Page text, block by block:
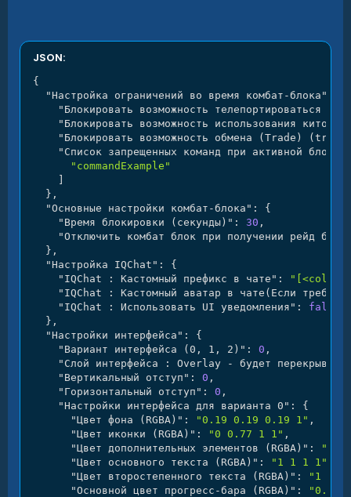
JSON:
{
"Настройка ограничений во время комбат-блока"
"Блокировать возможность
"Блокировать возможность использования
"Блокировать возможность обмена (Trade)
"Список запрещенных команд при активной
"commandExample"
} ,
"Основные настройки комбат-блока" :
{
"Время блокировки (секунды)" : 30 ,
"Отключить комбат блок при получении рейд
} ,
"Настройка IQChat" :
{
"IQChat : Кастомный префикс в чате" :
"IQChat : Кастомный аватар в чате(Если
"IQChat : Использовать UI уведомления" :
false
} ,
"Настройки интерфейса" :
{
"Вариант интерфейса (0, 1, 2)" : 0 ,
"Слой интерфейса : Overlay - будет
"Вертикальный отступ" : 0 ,
"Горизонтальный отступ" : 0 ,
"Настройки интерфейса для варианта 0" :
{
"Цвет фона (RGBA)" : "0.19 0.19 0.19 1" ,
"Цвет иконки (RGBA)" : "0 0.77 1 1" ,
"Цвет дополнительных элементов (RGBA)" : ""
"Цвет основного текста (RGBA)" : "1 1 1 1"
"Цвет второстепенного текста (RGBA)" :
"1 1 1
"Основной цвет прогресс-бара (RGBA)" :
"0.34